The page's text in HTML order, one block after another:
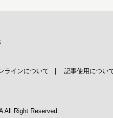
ラインについて 記事使用につい
All Right Reserved.